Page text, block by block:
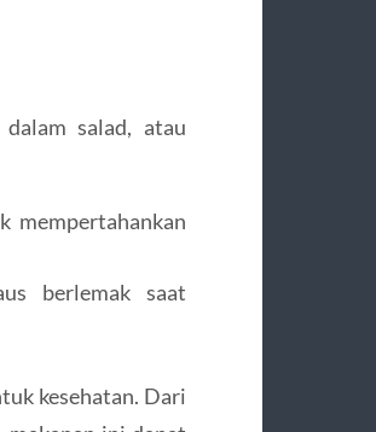
salad, atau
mempertahankan
berlemak saat
kesehatan. Dari